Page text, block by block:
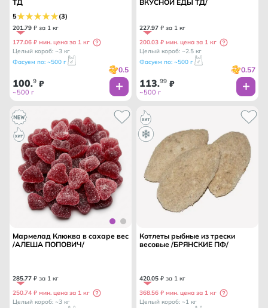
ТД
5 (3)
201.79 ₽ за 1 кг
177.06 ₽ мин. цена за 1 кг
Целый короб: ~3 кг
Фасуем по: ~500 г
0.5
100.9 ₽
~500 г
ВКУСНОЙ ЕДЫ ТД/
227.97 ₽ за 1 кг
200.03 ₽ мин. цена за 1 кг
Целый короб: ~2.5 кг
Фасуем по: ~500 г
0.57
113.99 ₽
~500 г
Мармелад Клюква в сахаре вес
/АЛЕША ПОПОВИЧ/
285.77 ₽ за 1 кг
250.74 ₽ мин. цена за 1 кг
Целый короб: ~3 кг
Котлеты рыбные из трески
весовые /БРЯНСКИЕ ПФ/
420.05 ₽ за 1 кг
368.56 ₽ мин. цена за 1 кг
Целый короб: ~1 кг